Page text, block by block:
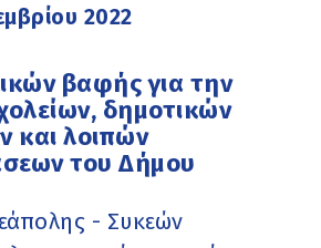
2022
βαφής για την
δημοτικών
και λοιπών
του Δήμου
- Συκεών